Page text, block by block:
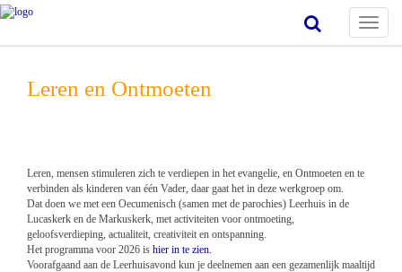
Toggle
Leren en Ontmoeten
Leren, mensen stimuleren zich te verdiepen in het evangelie, en Ontmoeten en te
verbinden als kinderen van één Vader, daar gaat het in deze werkgroep om.
Dat doen we met een Oecumenisch (samen met de parochies) Leerhuis in de
Lucaskerk en de Markuskerk, met activiteiten voor ontmoeting,
geloofsverdieping, actualiteit, creativiteit en ontspanning.
Het programma voor 2026 is hier in te zien.
Voorafgaand aan de Leerhuisavond kun je deelnemen aan een gezamenlijk maaltijd